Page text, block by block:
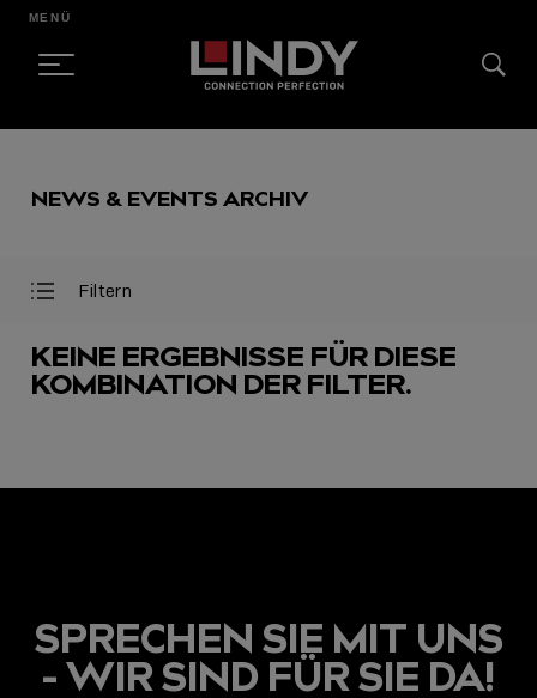
CONTENT
MENÜ
NEWS & EVENTS ARCHIV
Filter
Filter
Filtern
KEINE ERGEBNISSE FÜR DIESE
KOMBINATION DER FILTER.
SPRECHEN SIE MIT UNS
- WIR SIND FÜR SIE DA!